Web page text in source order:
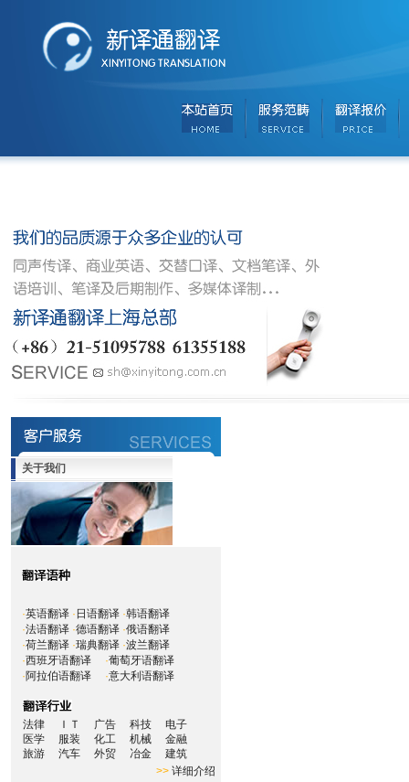
关于我们
·英语翻译 · 日语翻译 ·韩语翻译
·法语翻译 ·德语翻译 ·俄语翻译
·荷兰翻译 ·瑞典翻译 ·波兰翻译
·西班牙语翻译 ·葡萄牙语翻译
·阿拉伯语翻译 ·意大利语翻译
法律 ＩＴ 广告 科技
电子
医学
服装 化工 机械 金融
旅游
汽车 外贸 冶金
建筑
>> 详细介绍